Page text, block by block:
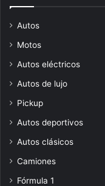
Autos
Motos
Autos eléctricos
Autos de lujo
Pickup
Autos deportivos
Autos clásicos
Camiones
Fórmula 1